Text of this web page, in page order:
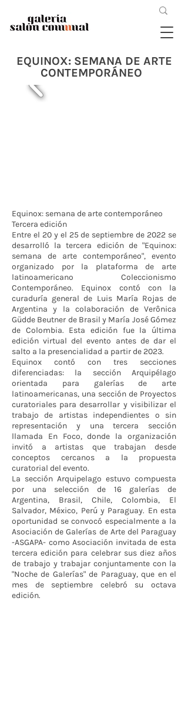
EQUINOX: SEMANA DE ARTE
CONTEMPORÁNEO
Equinox: semana de arte contemporáneo
Tercera edición
Entre el 20 y el 25 de septiembre de 2022 se
desarrolló la tercera edición de "Equinox:
semana de arte contemporáneo", evento
organizado por la plataforma de arte
latinoamericano Coleccionismo
Contemporáneo. Equinox contó con la
curaduría general de Luis María Rojas de
Argentina y la colaboración de Verônica
Güdde Beutner de Brasil y María José Gómez
de Colombia. Esta edición fue la última
edición virtual del evento antes de dar el
salto a la presencialidad a partir de 2023.
Equinox contó con tres secciones
diferenciadas: la sección Arquipélago
orientada para galerías de arte
latinoamericanas, una sección de Proyectos
curatoriales para desarrollar y visibilizar el
trabajo de artistas independientes o sin
representación y una tercera sección
llamada En Foco, donde la organización
invitó a artistas que trabajan desde
conceptos cercanos a la propuesta
curatorial del evento.
La sección Arquipelago estuvo compuesta
por una selección de 16 galerías de
Argentina, Brasil, Chile, Colombia, El
Salvador, México, Perú y Paraguay. En esta
oportunidad se convocó especialmente a la
Asociación de Galerías de Arte del Paraguay
-ASGAPA- como Asociación invitada de esta
tercera edición para celebrar sus diez años
de trabajo y trabajar conjuntamente con la
"Noche de Galerías" de Paraguay, que en el
mes de septiembre celebró su octava
edición.